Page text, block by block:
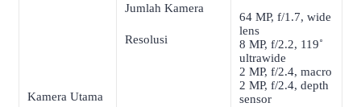
Kamera Utama
Jumlah Kamera
Resolusi
64 MP, f/1.7, wide
lens
8 MP, f/2.2, 119˚
ultrawide
2 MP, f/2.4, macro
2 MP, f/2.4, depth
sensor